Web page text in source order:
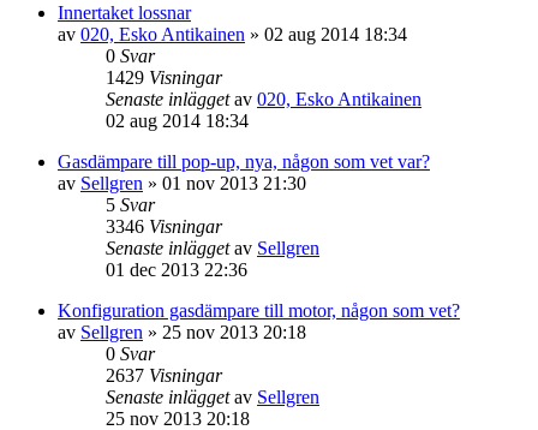
Innertaket lossnar
av 020, Esko Antikainen » 02 aug 2014 18:34
0 Svar
1429 Visningar
Senaste inläggetav 020, Esko Antikainen
02 aug 2014 18:34
Gasdämpare till pop-up, nya, någon som vet var?
av Sellgren » 01 nov 2013 21:30
5 Svar
3346 Visningar
Senaste inläggetav Sellgren
01 dec 2013 22:36
Konfiguration gasdämpare till motor, någon som vet?
av Sellgren » 25 nov 2013 20:18
0 Svar
2637 Visningar
Senaste inläggetav Sellgren
25 nov 2013 20:18